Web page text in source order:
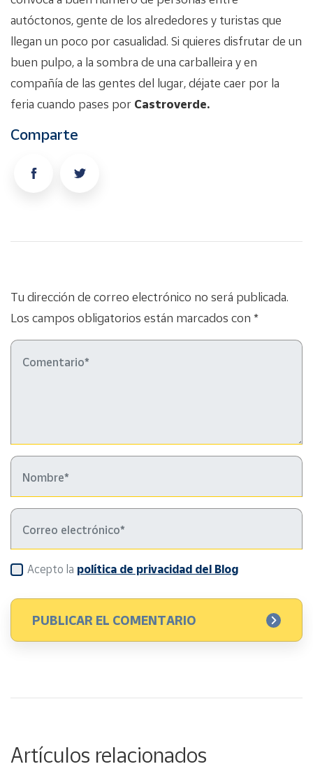
autóctonos, gente de los alrededores y turistas que
llegan un poco por casualidad. Si quieres disfrutar de un
buen pulpo, a la sombra de una carballeira y en
compañía de las gentes del lugar, déjate caer por la
feria cuando pases por Castroverde.
Comparte
Tu dirección de correo electrónico no será publicada.
Los campos obligatorios están marcados con *
Acepto la política de privacidad del Blog
Artículos relacionados